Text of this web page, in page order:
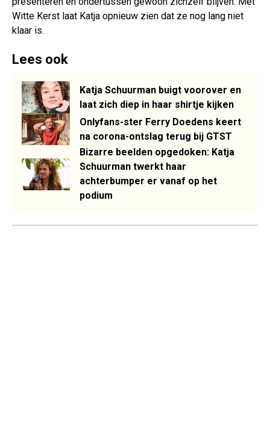
Witte Kerst laat Katja opnieuw zien dat ze nog lang niet
klaar is.
Lees ook
Katja Schuurman buigt voorover en
laat zich diep in haar shirtje kijken
Onlyfans-ster Ferry Doedens keert
na corona-ontslag terug bij GTST
Bizarre beelden opgedoken: Katja
Schuurman twerkt haar
achterbumper er vanaf op het
podium